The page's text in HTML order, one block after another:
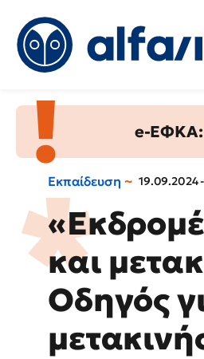
e-ΕΦΚΑ:
Εκπαίδευση 19.09.2024
και
Οδηγός